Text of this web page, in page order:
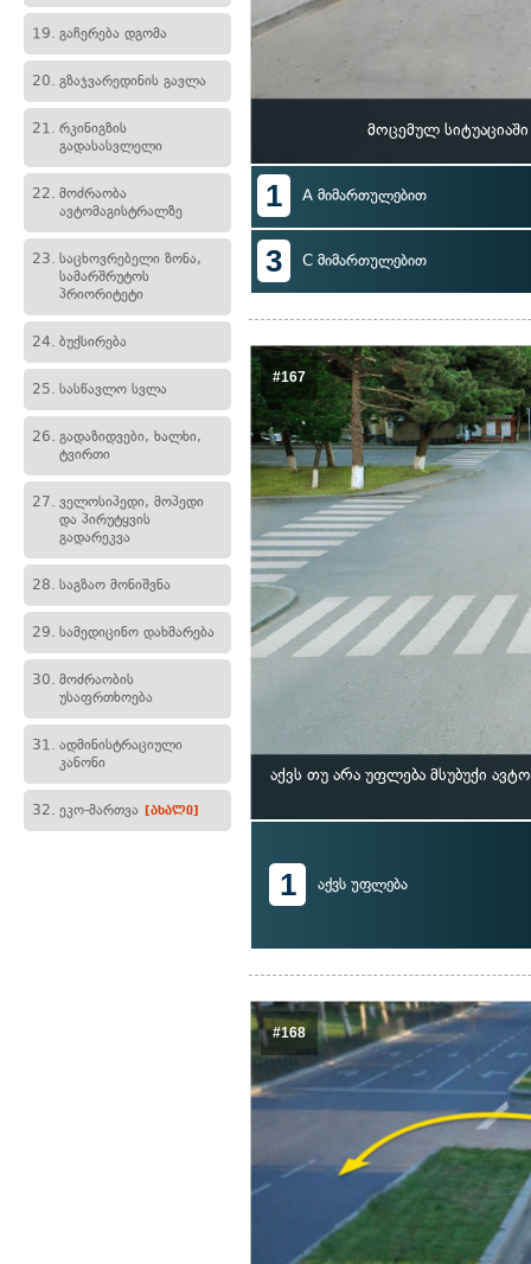
19. გაჩერება დგომა
20. გზაჯვარედინის გავლა
21. რკინიგზის
გადასასვლელი
22. მოძრაობა
ავტომაგისტრალზე
23. საცხოვრებელი ზონა,
სამარშრუტოს
პრიორიტეტი
24. ბუქსირება
25. სასწავლო სვლა
26. გადაზიდვები, ხალხი,
ტვირთი
27. ველოსიპედი, მოპედი
და პირუტყვის
გადარეკვა
28. საგზაო მონიშვნა
29. სამედიცინო დახმარება
30. მოძრაობის
უსაფრთხოება
31. ადმინისტრაციული
კანონი
32. ეკო-მართვა [ახალი]
მოცემულ
1 A მიმართულებით
3 C მიმართულებით
#167
აქვს თუ არა უფლება მსუბუქი
1 აქვს უფლება
#168